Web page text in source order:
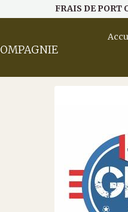
FRAIS DE PORT